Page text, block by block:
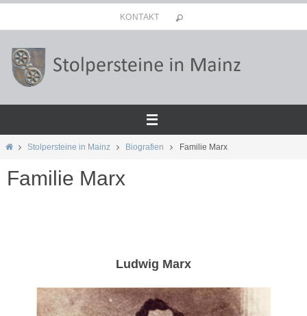
Inhalt
springen
KONTAKT
StartStolpersteine in Mainz Biografien Familie Marx
Familie Marx
Ludwig Marx